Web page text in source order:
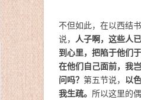
不但如此，在以西结
说， 人子啊，这些人
到心里，把陷于他们
在他们自己面前，我
问吗？ 第五节说， 以
我生疏。 所以这里的